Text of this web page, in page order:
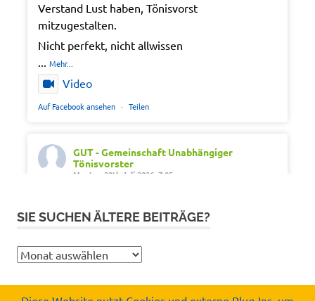
Verstand Lust haben, Tönisvorst
mitzugestalten.
Nicht perfekt, nicht allwissen
... Mehr...
Video
Auf Facebook ansehen · Teilen
GUT - Gemeinschaft Unabhängiger
Tönisvorster
Montag 20th Juli 2026, 7:05
Wir wünschen schöne Ferien, Sonne und gute
#SommerferienNRW2026
SIE SUCHEN ÄLTERE BEITRÄGE?
Sie
ältere